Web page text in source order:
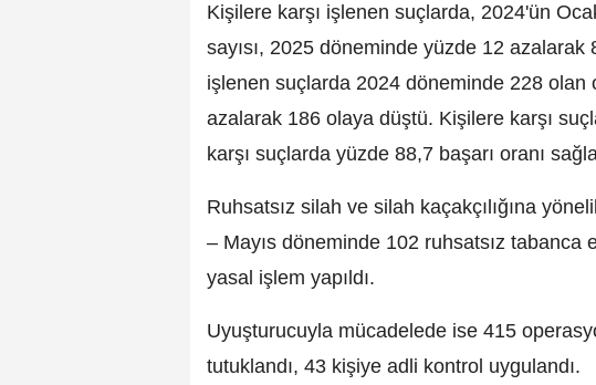
Kişilere karşı işlenen suçlarda, 2024'ün
sayısı, 2025 döneminde yüzde 12 azalarak
işlenen suçlarda 2024 döneminde 228 olan
azalarak 186 olaya düştü. Kişilere karşı
karşı suçlarda yüzde 88,7 başarı oranı
Ruhsatsız silah ve silah kaçakçılığına
– Mayıs döneminde 102 ruhsatsız tabanca
yasal işlem yapıldı.
Uyuşturucuyla mücadelede ise 415
tutuklandı, 43 kişiye adli kontrol uygulandı.